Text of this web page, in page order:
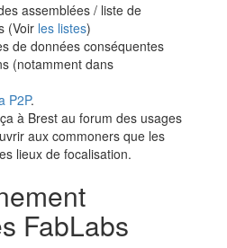
assemblées / liste de
(Voir les listes)
de données conséquentes
(notamment dans
P2P.
à Brest au forum des usages
aux commoners que les
lieux de focalisation.
FabLabs